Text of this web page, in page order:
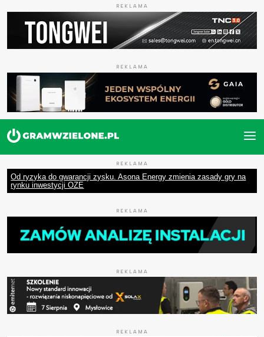
REKLAMA
REKLAMA
REKLAMA
Od ryzyka do gwarancji zysku. Asona Energy zmienia zasady gry na
rynku inwestycji OZE
REKLAMA
REKLAMA
REKLAMA